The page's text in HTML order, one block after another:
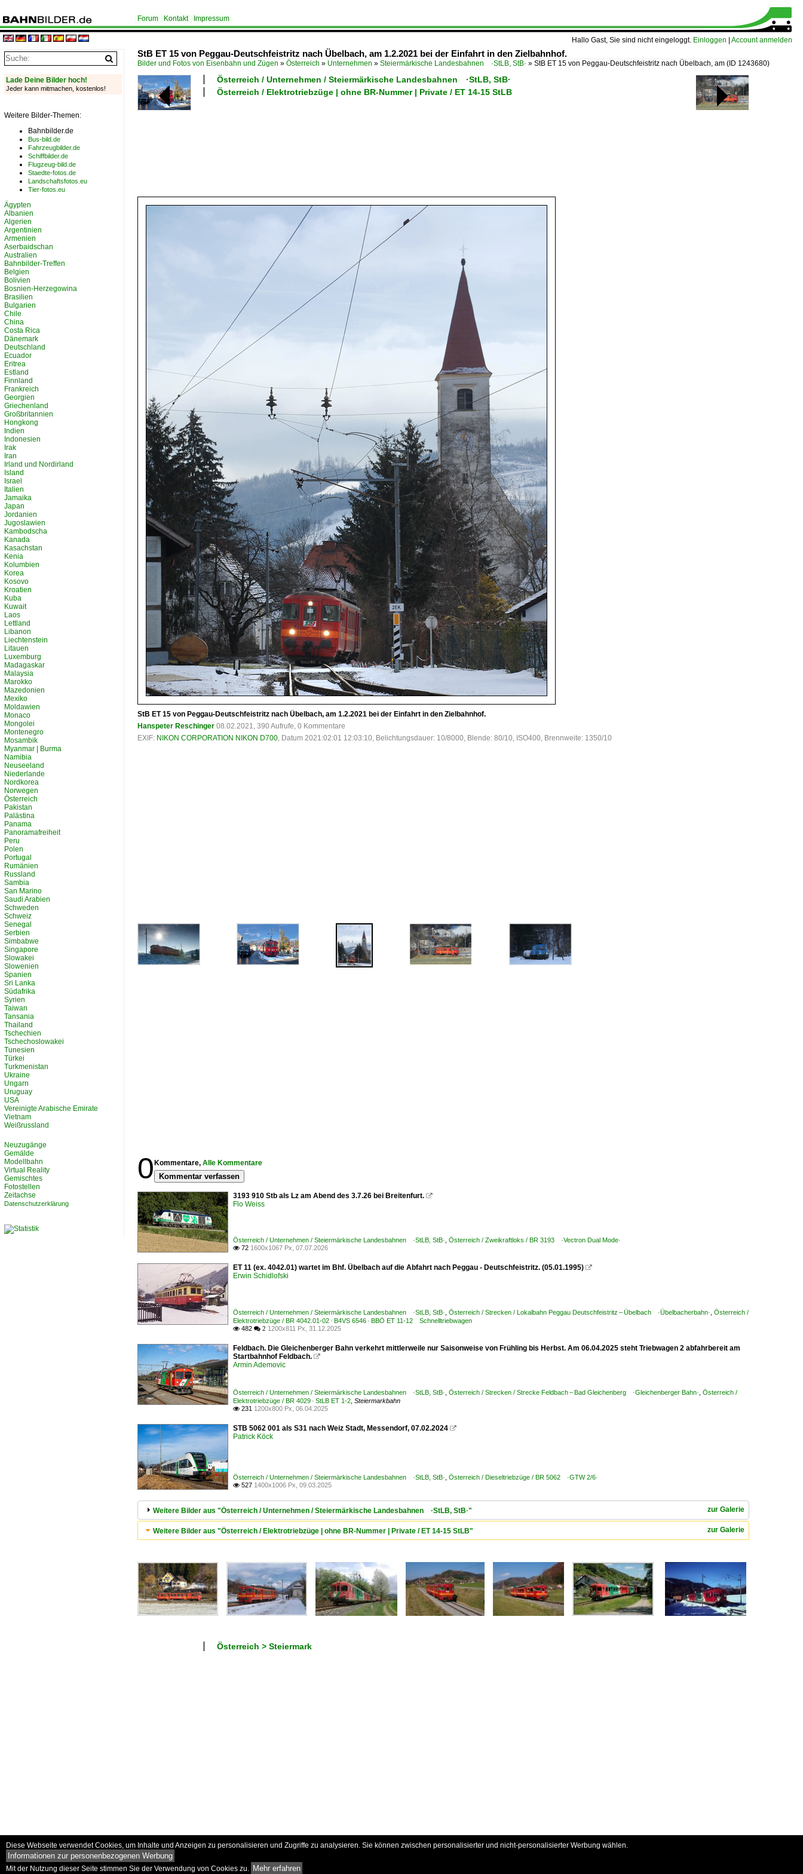
Hallo Gast, Sie sind nicht eingeloggt. Einloggen Account anmelden
Forum Kontakt Impressum
StB ET 15 von Peggau-Deutschfeistritz nach Übelbach, am 1.2.2021 bei der Einfahrt in den Zielbahnhof.
Bilder und Fotos von Eisenbahn und Zügen » Österreich » Unternehmen » Steiermärkische Landesbahnen ·StLB, StB· » StB ET 15 von Peggau-Deutschfeistritz nach Übelbach, am (ID 1243680)
Österreich / Unternehmen / Steiermärkische Landesbahnen ·StLB, StB·
Österreich / Elektrotriebzüge | ohne BR-Nummer | Private / ET 14-15 StLB
StB ET 15 von Peggau-Deutschfeistritz nach Übelbach, am 1.2.2021 bei der Einfahrt in den Zielbahnhof.
Hanspeter Reschinger 08.02.2021, 390 Aufrufe, 0 Kommentare
EXIF: NIKON CORPORATION NIKON D700, Datum 2021:02:01 12:03:10, Belichtungsdauer: 10/8000, Blende: 80/10, ISO400, Brennweite: 1350/10
0 Kommentare, Alle Kommentare
Kommentar verfassen
3193 910 Stb als Lz am Abend des 3.7.26 bei Breitenfurt. 
Flo Weiss
Österreich / Unternehmen / Steiermärkische Landesbahnen ·StLB, StB· Österreich / Zweikraftloks / BR 3193 ·Vectron Dual Mode·
 72 1600x1067 Px, 07.07.2026
ET 11 (ex. 4042.01) wartet im Bhf. Übelbach auf die Abfahrt nach Peggau - Deutschfeistritz. (05.01.1995) 
Erwin Schidlofski
Österreich / Unternehmen / Steiermärkische Landesbahnen ·StLB, StB· Österreich / Strecken / Lokalbahn Peggau Deutschfeistritz – Übelbach ·Übelbacherbahn· Österreich /
Elektrotriebzüge / BR 4042.01-02 · B4VS 6546 · BBÖ ET 11-12 Schnelltriebwagen
 482  2 1200x811 Px, 31.12.2025
Feldbach. Die Gleichenberger Bahn verkehrt mittlerweile nur Saisonweise von Frühling bis Herbst. Am 06.04.2025 steht Triebwagen 2 abfahrbereit am
Startbahnhof Feldbach. 
Armin Ademovic
Österreich / Unternehmen / Steiermärkische Landesbahnen ·StLB, StB· Österreich / Strecken / Strecke Feldbach – Bad Gleichenberg ·Gleichenberger Bahn· Österreich /
Elektrotriebzüge / BR 4029 · StLB ET 1-2 Steiermarkbahn
 231 1200x800 Px, 06.04.2025
STB 5062 001 als S31 nach Weiz Stadt, Messendorf, 07.02.2024 
Patrick Köck
Österreich / Unternehmen / Steiermärkische Landesbahnen ·StLB, StB· Österreich / Dieseltriebzüge / BR 5062 ·GTW 2/6·
 527 1400x1006 Px, 09.03.2025
zur Galerie
Weitere Bilder aus "Österreich / Unternehmen / Steiermärkische Landesbahnen ·StLB, StB·"
zur Galerie
Weitere Bilder aus "Österreich / Elektrotriebzüge | ohne BR-Nummer | Private / ET 14-15 StLB"
Österreich > Steiermark
Lade Deine Bilder hoch!
Jeder kann mitmachen, kostenlos!
Weitere Bilder-Themen:
Bahnbilder.de
Bus-bild.de
Fahrzeugbilder.de
Schiffbilder.de
Flugzeug-bild.de
Staedte-fotos.de
Landschaftsfotos.eu
Tier-fotos.eu
Ägypten
Albanien
Algerien
Argentinien
Armenien
Aserbaidschan
Australien
Bahnbilder-Treffen
Belgien
Bolivien
Bosnien-Herzegowina
Brasilien
Bulgarien
Chile
China
Costa Rica
Dänemark
Deutschland
Ecuador
Eritrea
Estland
Finnland
Frankreich
Georgien
Griechenland
Großbritannien
Hongkong
Indien
Indonesien
Irak
Iran
Irland und Nordirland
Island
Israel
Italien
Jamaika
Japan
Jordanien
Jugoslawien
Kambodscha
Kanada
Kasachstan
Kenia
Kolumbien
Korea
Kosovo
Kroatien
Kuba
Kuwait
Laos
Lettland
Libanon
Liechtenstein
Litauen
Luxemburg
Madagaskar
Malaysia
Marokko
Mazedonien
Mexiko
Moldawien
Monaco
Mongolei
Montenegro
Mosambik
Myanmar | Burma
Namibia
Neuseeland
Niederlande
Nordkorea
Norwegen
Österreich
Pakistan
Palästina
Panama
Panoramafreiheit
Peru
Polen
Portugal
Rumänien
Russland
Sambia
San Marino
Saudi Arabien
Schweden
Schweiz
Senegal
Serbien
Simbabwe
Singapore
Slowakei
Slowenien
Spanien
Sri Lanka
Südafrika
Syrien
Taiwan
Tansania
Thailand
Tschechien
Tschechoslowakei
Tunesien
Türkei
Turkmenistan
Ukraine
Ungarn
Uruguay
USA
Vereinigte Arabische Emirate
Vietnam
Weißrussland
Neuzugänge
Gemälde
Modellbahn
Virtual Reality
Gemischtes
Fotostellen
Zeitachse
Datenschutzerklärung
Diese Webseite verwendet Cookies, um Inhalte und Anzeigen zu personalisieren und Zugriffe zu analysieren. Sie können zwischen personalisierter und nicht-personalisierter Werbung wählen.
Informationen zur personenbezogenen Werbung
Mit der Nutzung dieser Seite stimmen Sie der Verwendung von Cookies zu. Mehr erfahren